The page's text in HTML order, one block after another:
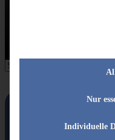
Suchen
Starke Partner &
Nur
Individuelle